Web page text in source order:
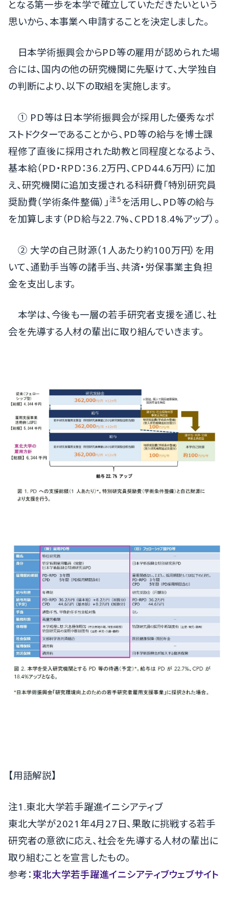
となる第一歩を本学で確立していただきたいという
思いから、本事業へ申請することを決定しました。
日本学術振興会からPD等の雇用が認められた場
合には、国内の他の研究機関に先駆けて、大学独自
の判断により、以下の取組を実施します。
① PD等は日本学術振興会が採用した優秀なポ
ストドクターであることから、PD等の給与を博士課
程修了直後に採用された助教と同程度となるよう、
基本給（PD・RPD：36.2万円、CPD44.6万円）に加
え、研究機関に追加支援される科研費「特別研究員
奨励費（学術条件整備）」注5を活用し、PD等の給与
を加算します（PD給与22.7%、CPD18.4%アップ）。
② 大学の自己財源（1人あたり約100万円）を用
いて、通勤手当等の諸手当、共済・労保事業主負担
金を支出します。
本学は、今後も一層の若手研究者支援を通じ、社
会を先導する人材の輩出に取り組んでいきます。
【用語解説】
注1.東北大学若手躍進イニシアティブ
東北大学が2021年4月27日、果敢に挑戦する若手
研究者の意欲に応え、社会を先導する人材の輩出に
取り組むことを宣言したもの。
参考：東北大学若手躍進イニシアティブウェブサイト